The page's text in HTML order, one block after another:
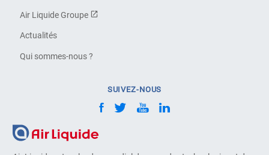
Air Liquide Groupe
Actualités
Qui sommes-nous ?
SUIVEZ-NOUS